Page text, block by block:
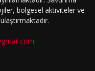
bölgesel aktiviteler ve